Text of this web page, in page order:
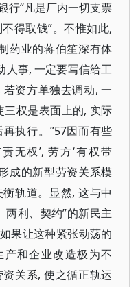
行“凡是厂内一切支票
得取钱”。不惟如此,
药业的蒋伯笙深有体
人事, 一定要写信给工
资方单独去调动, 一
三权是表面上的, 实际
执行。”57因而有些
无权’, 劳方‘有权带
成的新型劳资关系模
轨道。显然, 这与中
两利、契约”的新民主
果让这种紧张动荡的
和企业改造极为不
关系, 使之循正轨运